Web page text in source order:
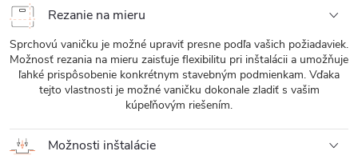
Rezanie na mieru
Sprchovú vaničku je možné upraviť presne podľa vašich požiadaviek.
Možnosť rezania na mieru zaisťuje flexibilitu pri inštalácii a umožňuje
ľahké prispôsobenie konkrétnym stavebným podmienkam. Vďaka
tejto vlastnosti je možné vaničku dokonale zladiť s vašim
kúpeľňovým riešením.
Možnosti inštalácie